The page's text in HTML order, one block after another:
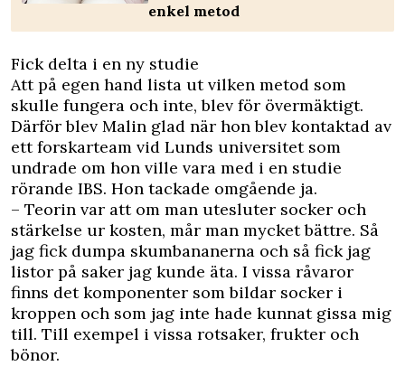
enkel metod
Fick delta i en ny studie
Att på egen hand lista ut vilken metod som
skulle fungera och inte, blev för övermäktigt.
Därför blev Malin glad när hon blev kontaktad av
ett forskarteam vid Lunds universitet som
undrade om hon ville vara med i en studie
rörande IBS. Hon tackade omgående ja.
– Teorin var att om man utesluter socker och
stärkelse ur kosten, mår man mycket bättre. Så
jag fick dumpa skumbananerna och så fick jag
listor på saker jag kunde äta. I vissa råvaror
finns det komponenter som bildar socker i
kroppen och som jag inte hade kunnat gissa mig
till. Till exempel i vissa rotsaker, frukter och
bönor.